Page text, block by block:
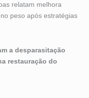
relatam melhora
peso após estratégias
a desparasitação
restauração do